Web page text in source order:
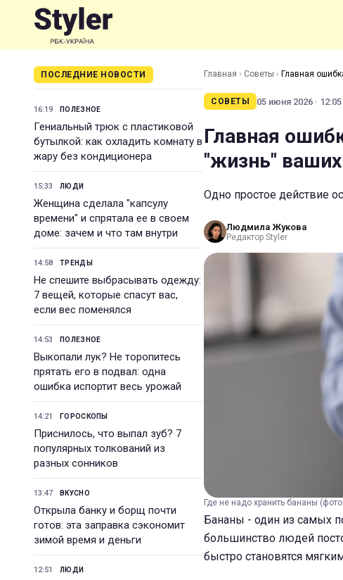
ПОСЛЕДНИЕ НОВОСТИ
16:19 ПОЛЕЗНОЕ
Гениальный трюк с пластиковой
бутылкой: как охладить комнату в
жару без кондиционера
15:33 ЛЮДИ
Женщина сделала "капсулу
времени" и спрятала ее в своем
доме: зачем и что там внутри
14:58 ТРЕНДЫ
Не спешите выбрасывать одежду:
7 вещей, которые спасут вас,
если вес поменялся
14:53 ПОЛЕЗНОЕ
Выкопали лук? Не торопитесь
прятать его в подвал: одна
ошибка испортит весь урожай
14:21 ГОРОСКОПЫ
Приснилось, что выпал зуб? 7
популярных толкований из
разных сонников
13:47 ВКУСНО
Открыла банку и борщ почти
готов: эта заправка сэкономит
зимой время и деньги
12:51 ЛЮДИ
Главная › Советы › Главная
СОВЕТЫ 05 июня 2026 · 12:05
Главная
"жизнь"
Одно простое действие
Людмила Жукова
Редактор Styler
Где не надо хранить бананы
Бананы - один из самых
большинство людей
быстро становятся